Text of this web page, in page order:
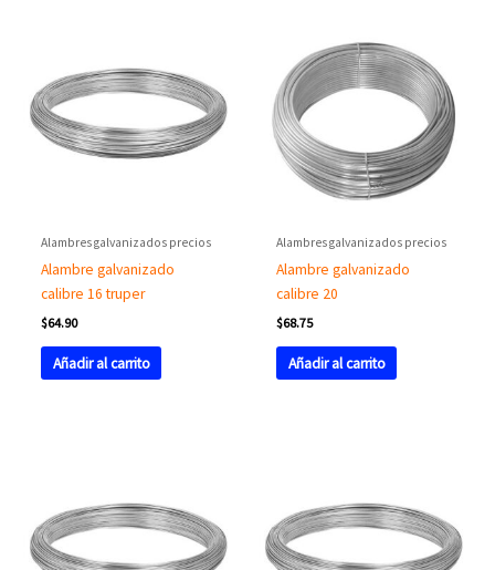
Alambres galvanizados precios
Alambre galvanizado
calibre 16 truper
$64.90
Añadir al carrito
Alambres galvanizados precios
Alambre galvanizado
calibre 20
$68.75
Añadir al carrito